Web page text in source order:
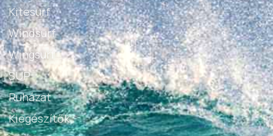
Kitesurf
Windsurf
Wingsurf
SUP
Ruházat
Kiegészítők